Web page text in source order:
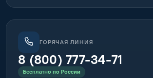
ГОРЯЧАЯ ЛИНИЯ
8 (800) 777-34-71
Бесплатно по России